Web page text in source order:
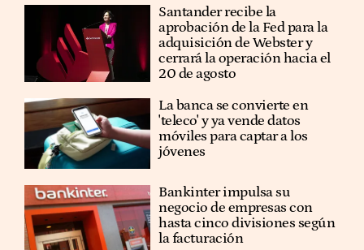
Santander recibe la
aprobación de la Fed para la
adquisición de Webster y
cerrará la operación hacia el
20 de agosto
La banca se convierte en
'teleco' y ya vende datos
móviles para captar a los
jóvenes
Bankinter impulsa su
negocio de empresas con
hasta cinco divisiones según
la facturación